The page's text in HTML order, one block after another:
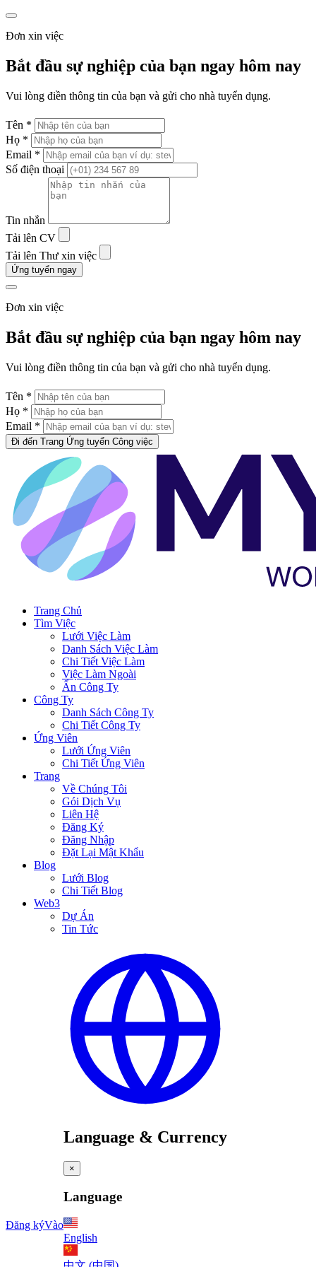
Đơn xin việc
Bắt đầu sự nghiệp của bạn ngay hôm nay
Vui lòng điền thông tin của bạn và gửi cho nhà tuyển dụng.
Tên *
Họ *
Email *
Số điện thoại
Tin nhắn
Tải lên CV
Tải lên Thư xin việc
Ứng tuyển ngay
Đơn xin việc
Bắt đầu sự nghiệp của bạn ngay hôm nay
Vui lòng điền thông tin của bạn và gửi cho nhà tuyển dụng.
Tên *
Họ *
Email *
Đi đến Trang Ứng tuyển Công việc
Trang Chủ
Tìm Việc
Lưới Việc Làm
Danh Sách Việc Làm
Chi Tiết Việc Làm
Việc Làm Ngoài
Ẩn Công Ty
Công Ty
Danh Sách Công Ty
Chi Tiết Công Ty
Ứng Viên
Lưới Ứng Viên
Chi Tiết Ứng Viên
Trang
Về Chúng Tôi
Gói Dịch Vụ
Liên Hệ
Đăng Ký
Đăng Nhập
Đặt Lại Mật Khẩu
Blog
Lưới Blog
Chi Tiết Blog
Web3
Dự Án
Tin Tức
Đăng kýVào
Language & Currency
×
Language
English